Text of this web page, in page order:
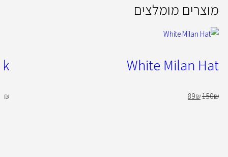
מוצרים מומלצים
White Milan Hat
150₪
89₪
₪